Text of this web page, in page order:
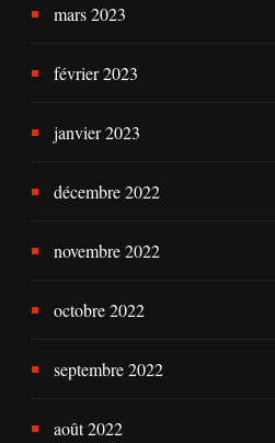
mars 2023
février 2023
janvier 2023
décembre 2022
novembre 2022
octobre 2022
septembre 2022
août 2022